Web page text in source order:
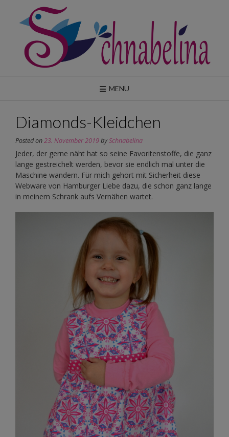
content
MENU
Diamonds-Kleidchen
Posted on23. November 2019bySchnabelina
Jeder, der gerne näht hat so seine Favoritenstoffe, die ganz
lange gestreichelt werden, bevor sie endlich mal unter die
Maschine wandern. Für mich gehört mit Sicherheit diese
Webware von Hamburger Liebe dazu, die schon ganz lange
in meinem Schrank aufs Vernähen wartet.